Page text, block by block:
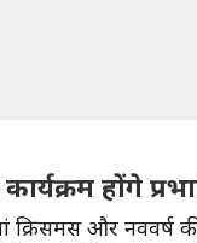
होंगे
क्रिसमस और